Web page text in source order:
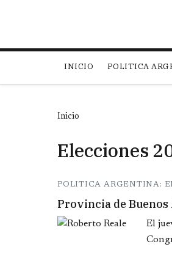
INICIO POLITICA
Inicio
Elecciones
POLITICA ARGENTINA:
Provincia de
El